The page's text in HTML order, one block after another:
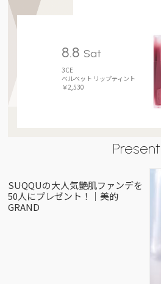
8.8 Sat
3CE
ベルベット リップティント
￥2,530
Present
SUQQUの大人気艶肌ファンデを
50人にプレゼント！｜美的
GRAND